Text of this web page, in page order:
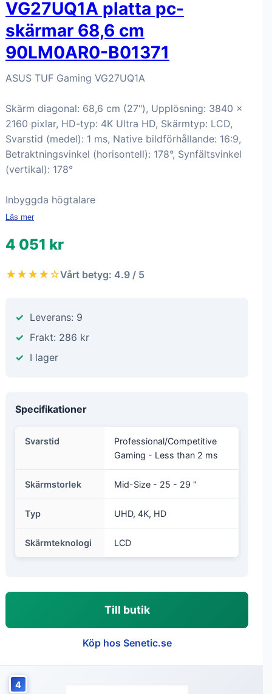
VG27UQ1A platta pc-
skärmar 68,6 cm
90LM0AR0-B01371
ASUS TUF Gaming VG27UQ1A
Skärm diagonal: 68,6 cm (27"), Upplösning: 3840 x
2160 pixlar, HD-typ: 4K Ultra HD, Skärmtyp: LCD,
Svarstid (medel): 1 ms, Native bildförhållande: 16:9,
Betraktningsvinkel (horisontell): 178°, Synfältsvinkel
(vertikal): 178°
Inbyggda högtalare
Läs mer
4 051 kr
★★★★☆Vårt betyg: 4.9 / 5
Leverans: 9
Frakt: 286 kr
I lager
Specifikationer
Svarstid
Professional/Competitive
Gaming - Less than 2 ms
Skärmstorlek Mid-Size - 25 - 29 "
Typ UHD, 4K, HD
Skärmteknologi LCD
Till butik
Köp hos Senetic.se
4